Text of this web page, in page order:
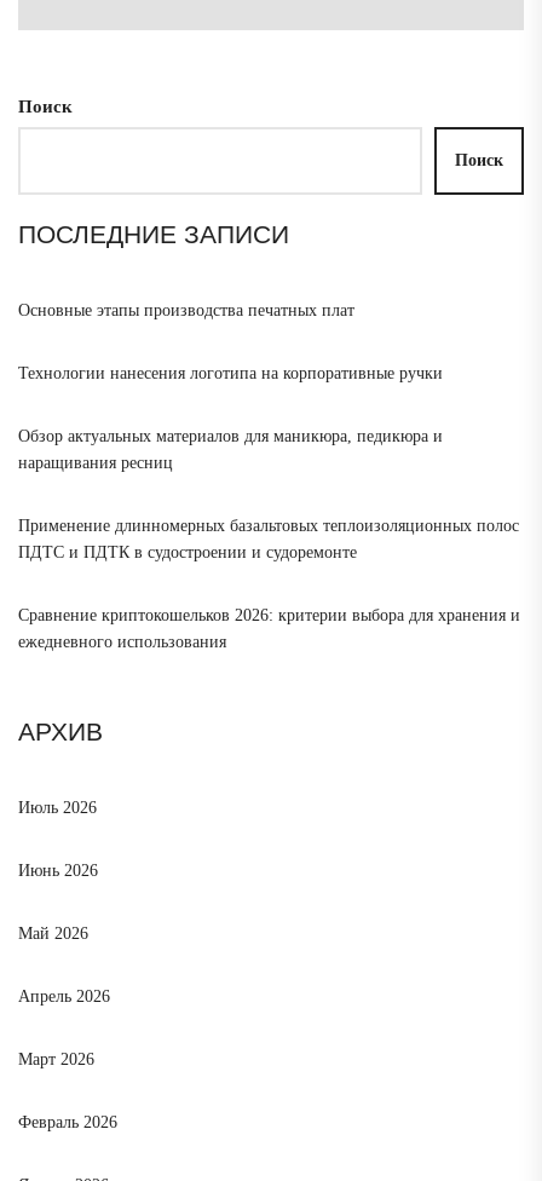
Поиск
Поиск
ПОСЛЕДНИЕ ЗАПИСИ
Основные этапы производства печатных плат
Технологии нанесения логотипа на корпоративные ручки
Обзор актуальных материалов для маникюра, педикюра и
наращивания ресниц
Применение длинномерных базальтовых теплоизоляционных полос
ПДТС и ПДТК в судостроении и судоремонте
Сравнение криптокошельков 2026: критерии выбора для хранения и
ежедневного использования
АРХИВ
Июль 2026
Июнь 2026
Май 2026
Апрель 2026
Март 2026
Февраль 2026